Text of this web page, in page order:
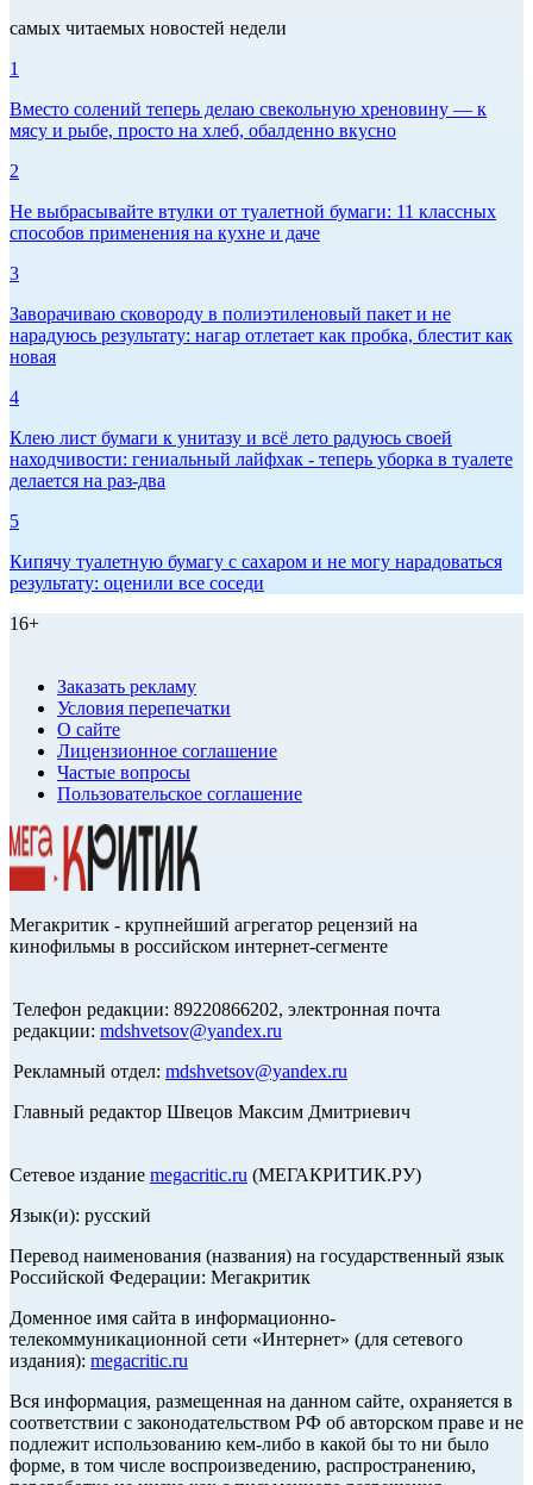
самых читаемых новостей недели
1
Вместо солений теперь делаю свекольную хреновину — к
мясу и рыбе, просто на хлеб, обалденно вкусно
2
Не выбрасывайте втулки от туалетной бумаги: 11 классных
способов применения на кухне и даче
3
Заворачиваю сковороду в полиэтиленовый пакет и не
нарадуюсь результату: нагар отлетает как пробка, блестит как
новая
4
Клею лист бумаги к унитазу и всё лето радуюсь своей
находчивости: гениальный лайфхак - теперь уборка в туалете
делается на раз-два
5
Кипячу туалетную бумагу с сахаром и не могу нарадоваться
результату: оценили все соседи
16+
Заказать рекламу
Условия перепечатки
О сайте
Лицензионное соглашение
Частые вопросы
Пользовательское соглашение
Мегакритик - крупнейший агрегатор рецензий на
кинофильмы в российском интернет-сегменте
Телефон редакции: 89220866202, электронная почта
редакции: mdshvetsov@yandex.ru
Рекламный отдел: mdshvetsov@yandex.ru
Главный редактор Швецов Максим Дмитриевич
Сетевое издание megacritic.ru (МЕГАКРИТИК.РУ)
Язык(и): русский
Перевод наименования (названия) на государственный язык
Российской Федерации: Мегакритик
Доменное имя сайта в информационно-
телекоммуникационной сети «Интернет» (для сетевого
издания): megacritic.ru
Вся информация, размещенная на данном сайте, охраняется в
соответствии с законодательством РФ об авторском праве и не
подлежит использованию кем-либо в какой бы то ни было
форме, в том числе воспроизведению, распространению,